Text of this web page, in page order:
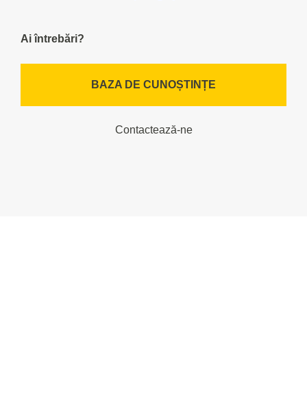
Ai întrebări?
BAZA DE CUNOȘTINȚE
Contactează-ne